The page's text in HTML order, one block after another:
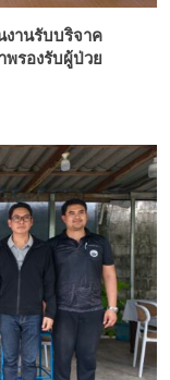
านรับบริจาค
รองรับผู้ป่วย